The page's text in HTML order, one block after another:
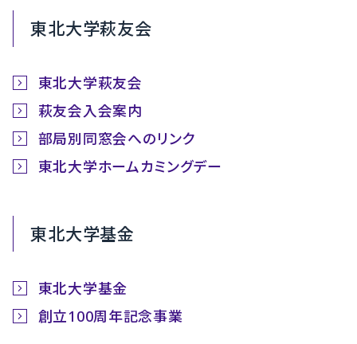
東北大学萩友会
東北大学萩友会
萩友会入会案内
部局別同窓会へのリンク
東北大学ホームカミングデー
東北大学基金
東北大学基金
創立100周年記念事業